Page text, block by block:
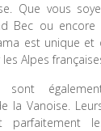
Que vous
Bec ou
est unique et
Alpes
sont
la Vanoise.
parfaitement